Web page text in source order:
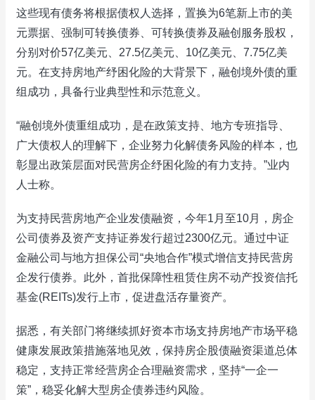
这些现有债务将根据债权人选择，置换为6笔新上市的美
元票据、强制可转换债券、可转换债券及融创服务股权，
分别对价57亿美元、27.5亿美元、10亿美元、7.75亿美
元。在支持房地产纾困化险的大背景下，融创境外债的重
组成功，具备行业典型性和示范意义。
“融创境外债重组成功，是在政策支持、地方专班指导、
广大债权人的理解下，企业努力化解债务风险的样本，也
彰显出政策层面对民营房企纾困化险的有力支持。”业内
人士称。
为支持民营房地产企业发债融资，今年1月至10月，房企
公司债券及资产支持证券发行超过2300亿元。通过中证
金融公司与地方担保公司“央地合作”模式增信支持民营房
企发行债券。此外，首批保障性租赁住房不动产投资信托
基金(REITs)发行上市，促进盘活存量资产。
据悉，有关部门将继续抓好资本市场支持房地产市场平稳
健康发展政策措施落地见效，保持房企股债融资渠道总体
稳定，支持正常经营房企合理融资需求，坚持“一企一
策”，稳妥化解大型房企债券违约风险。